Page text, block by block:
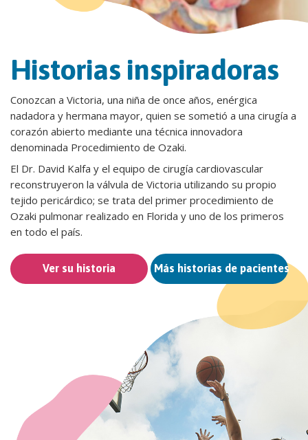
Historias inspiradoras
Conozcan a Victoria, una niña de once años, enérgica
nadadora y hermana mayor, quien se sometió a una cirugía a
corazón abierto mediante una técnica innovadora
denominada Procedimiento de Ozaki.
El Dr. David Kalfa y el equipo de cirugía cardiovascular
reconstruyeron la válvula de Victoria utilizando su propio
tejido pericárdico; se trata del primer procedimiento de
Ozaki pulmonar realizado en Florida y uno de los primeros
en todo el país.
Ver su historia Más historias de pacientes